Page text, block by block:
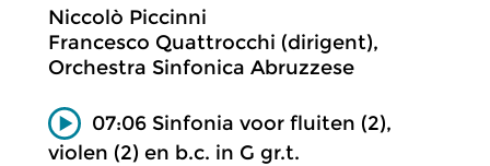
Niccolò Piccinni
Francesco Quattrocchi (dirigent),
Orchestra Sinfonica Abruzzese
07:06 Sinfonia voor fluiten (2),
violen (2) en b.c. in G gr.t.